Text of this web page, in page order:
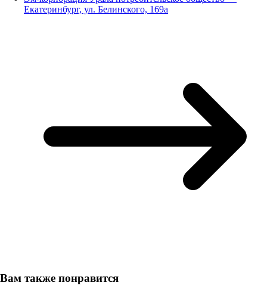
Екатеринбург, ул. Белинского, 169а
Вам также понравится